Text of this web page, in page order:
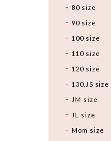
80 size
90 size
100 size
110 size
120 size
130,JS size
JM size
JL size
Mom size